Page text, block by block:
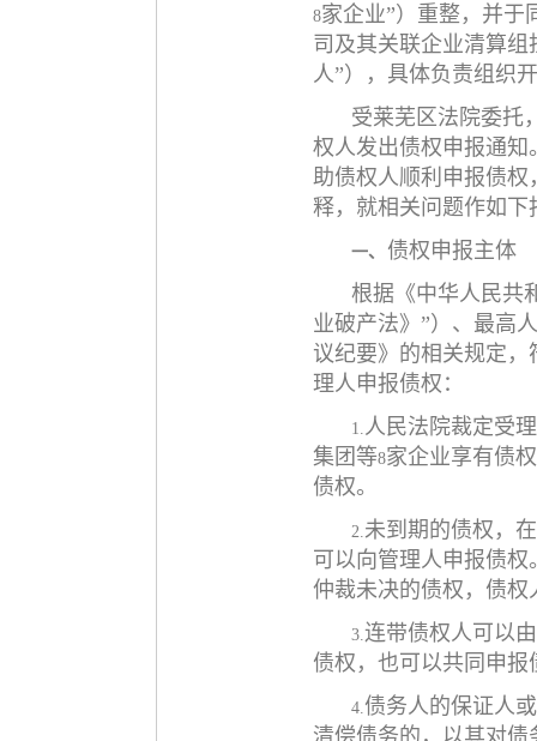
8家企业”）重整，并于
司及其关联企业清算
人”），具体负责组织
受莱芜区法院委托
权人发出债权申报通
助债权人顺利申报债
释，就相关问题作如下
一、
债权申报主体
根据《中华人民共
业破产法》”）、最高
议纪要》的相关规定
理人申报债权：
1.人民法院裁定受
集团等8家企业享有债
债权。
2.未到期的债权，
可以向管理人申报债
仲裁未决的债权，债
3.连带债权人可以
债权，也可以共同申报
4.债务人的保证人
清偿债务的，以其对